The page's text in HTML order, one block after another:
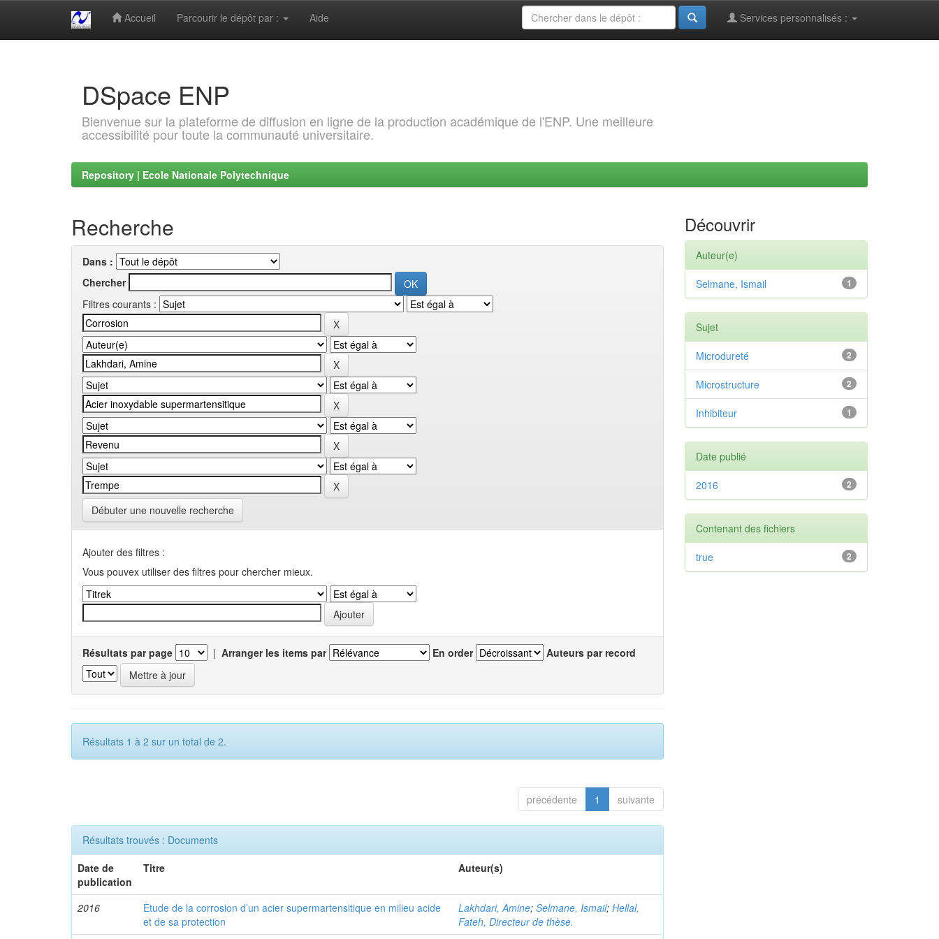
Accueil Parcourir le dépôt par : Aide Services personnalisés :
DSpace ENP
Bienvenue sur la plateforme de diffusion en ligne de la production académique de l'ENP. Une meilleure
accessibilité pour toute la communauté universitaire.
Repository | Ecole Nationale Polytechnique
Recherche
Dans :
Chercher
Filtres courants :
Débuter une nouvelle recherche
Ajouter des filtres :
Vous pouvex utiliser des filtres pour chercher mieux.
Résultats par page | Arranger les items par En order Auteurs par record
Résultats 1 à 2 sur un total de 2.
précédente 1 suivante
Résultats trouvés : Documents
Date de
publication
Titre Auteur(s)
2016
Etude de la corrosion d’un acier supermartensitique en milieu acide
et de sa protection
Lakhdari, Amine;Selmane, Ismail;Hellal,
Fateh, Directeur de thèse.
Découvrir
Auteur(e)
1
Selmane, Ismail
Sujet
2
Microdureté
2
Microstructure
1
Inhibiteur
Date publié
2
2016
Contenant des fichiers
2
true